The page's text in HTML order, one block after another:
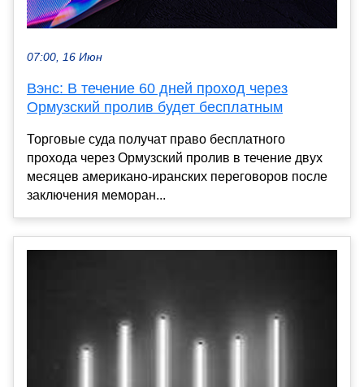
07:00, 16 Июн
Вэнс: В течение 60 дней проход через
Ормузский пролив будет бесплатным
Торговые суда получат право бесплатного
прохода через Ормузский пролив в течение двух
месяцев американо-иранских переговоров после
заключения меморан...